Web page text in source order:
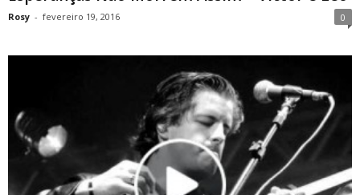
Rosy - fevereiro 19, 2016 0